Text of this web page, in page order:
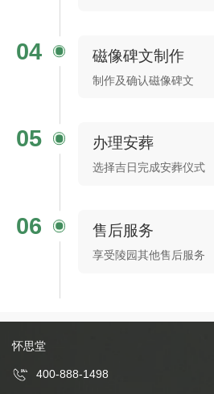
04 磁像碑文制作
制作及确认磁像碑文
05 办理安葬
选择吉日完成安葬仪式
06 售后服务
享受陵园其他售后服务
怀思堂
400-888-1498